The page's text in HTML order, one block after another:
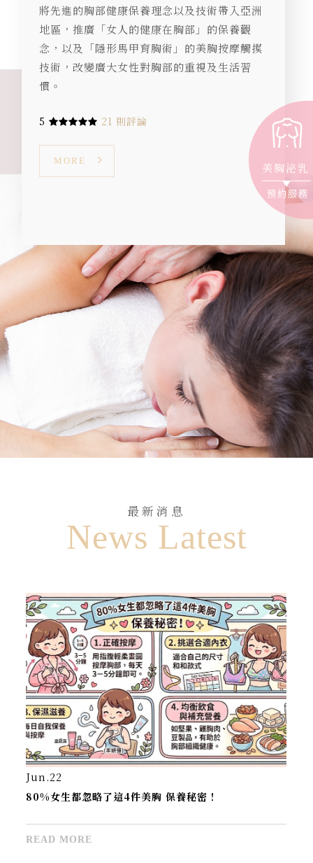
將先進的胸部健康保養理念以及技術帶入亞洲
地區，推廣「女人的健康在胸部」的保養觀
念，以及「隱形馬甲育胸術」的美胸按摩觸摸
技術，改變廣大女性對胸部的重視及生活習
慣。
5 21 則評論
MORE
最新消息
News Latest
Apr.21
乳房保健課程 - 嘉南藥理大學
READ MORE
美胸泌乳
預約服務